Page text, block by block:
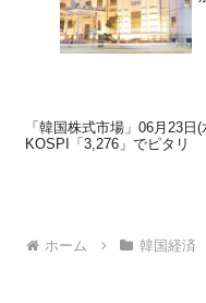
「韓国株式市場」06月23日(
KOSPI「3,276」でピタリ
ホーム 韓国経済